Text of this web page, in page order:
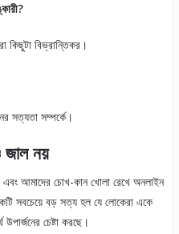
কিছুটা বিভ্রান্তিকর।
সত্যতা সম্পর্কে।
জাল নয়
আমাদের চোখ-কান খোলা রেখে অনলাইন
সবচেয়ে বড় সত্য হল যে লোকেরা একে
চেষ্টা করছে।